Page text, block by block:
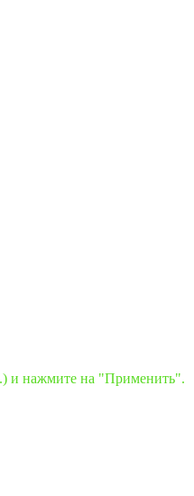
и нажмите на "Применить".